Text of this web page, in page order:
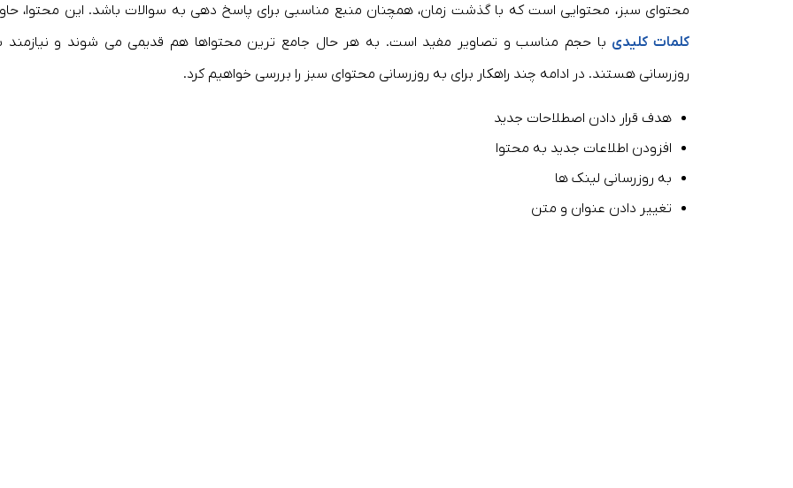
محتوای سبز، محتوایی است که با گذشت زمان، همچنان منبع مناسبی برای پاسخ دهی به سوالات باشد. این محتوا،
کلمات کلیدی با حجم مناسب و تصاویر مفید است. به هر حال جامع ترین محتواها هم قدیمی می شوند و نیازمند
روزرسانی هستند. در ادامه چند راهکار برای به روزرسانی محتوای سبز را بررسی خواهیم کرد.
هدف قرار دادن اصطلاحات جدید
افزودن اطلاعات جدید به محتوا
به روزرسانی لینک ها
تغییر دادن عنوان و متن